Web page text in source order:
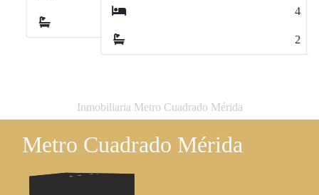
Inmobiliaria Metro Cuadrado Mérida
Metro Cuadrado Mérida